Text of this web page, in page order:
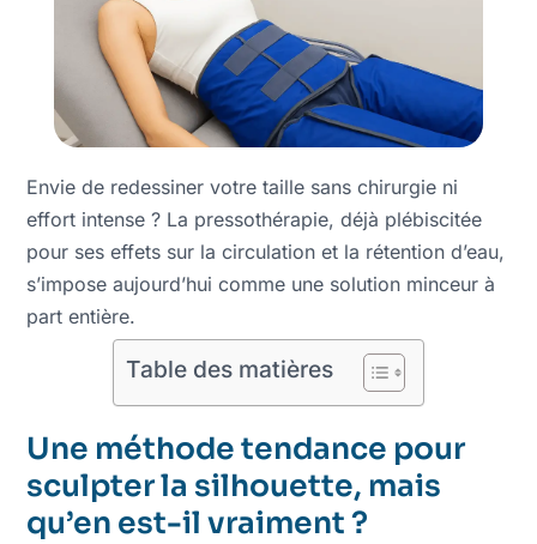
Envie de redessiner votre taille sans chirurgie ni
effort intense ? La pressothérapie, déjà plébiscitée
pour ses effets sur la circulation et la rétention d’eau,
s’impose aujourd’hui comme une solution minceur à
part entière.
Table des matières
Une méthode tendance pour
sculpter la silhouette, mais
qu’en est-il vraiment ?